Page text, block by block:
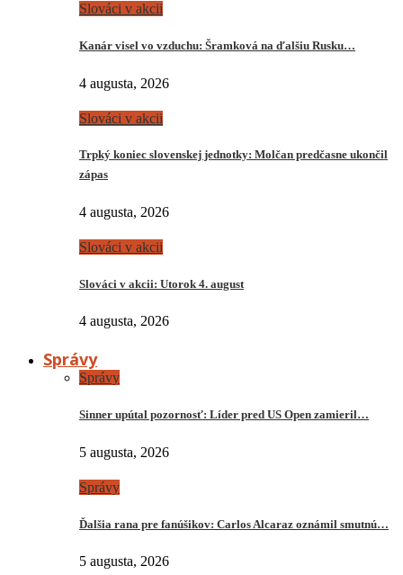
Slováci v akcii
Kanár visel vo vzduchu: Šramková na ďalšiu Rusku…
4 augusta, 2026
Slováci v akcii
Trpký koniec slovenskej jednotky: Molčan predčasne ukončil
zápas
4 augusta, 2026
Slováci v akcii
Slováci v akcii: Utorok 4. august
4 augusta, 2026
Správy
Správy
Sinner upútal pozornosť: Líder pred US Open zamieril…
5 augusta, 2026
Správy
Ďalšia rana pre fanúšikov: Carlos Alcaraz oznámil smutnú…
5 augusta, 2026